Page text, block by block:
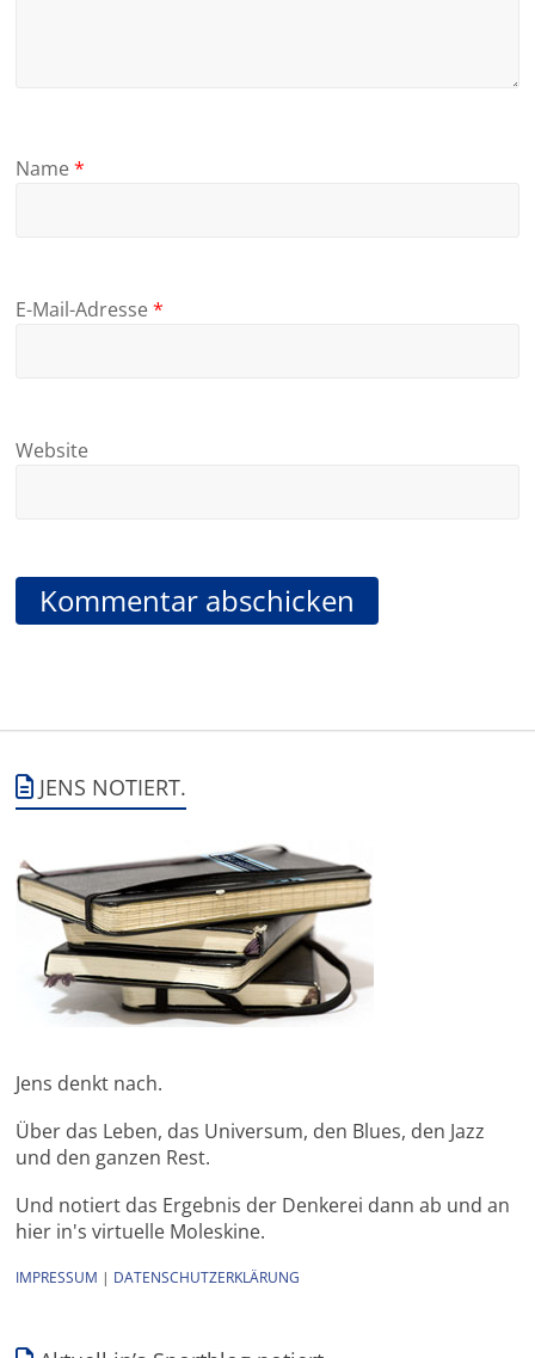
Name*
E-Mail-Adresse*
Website
JENS NOTIERT.
Jens denkt nach.
Über das Leben, das Universum, den Blues, den Jazz
und den ganzen Rest.
Und notiert das Ergebnis der Denkerei dann ab und an
hier in's virtuelle Moleskine.
IMPRESSUM | DATENSCHUTZERKLÄRUNG